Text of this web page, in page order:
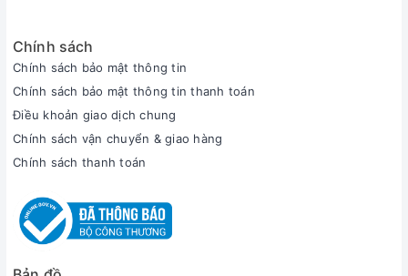
Chính sách
Chính sách bảo mật thông tin
Chính sách bảo mật thông tin thanh toán
Điều khoản giao dịch chung
Chính sách vận chuyển & giao hàng
Chính sách thanh toán